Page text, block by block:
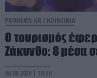
PRONEWS.GR / ΚΟΙΝΩΝΙΑ
Ο τουρισμός
Ζάκυνθο: 8 μέσα
06.08.2026 | 18:50